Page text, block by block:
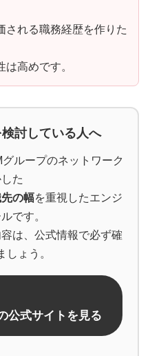
される職務経歴を作りた
高めです。
討している人へ
ループのネットワーク
た
の幅を重視したエンジ
です。
は、公式情報で必ず確
しょう。
公式サイトを見る